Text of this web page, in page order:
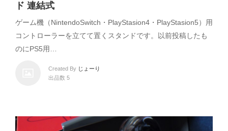
ド 連結式
ゲーム機（NintendoSwitch・PlayStasion4・PlayStasion5）用
コントローラーを立てて置くスタンドです。以前投稿したも
のにPS5用…
Created By じょーり
出品数 5